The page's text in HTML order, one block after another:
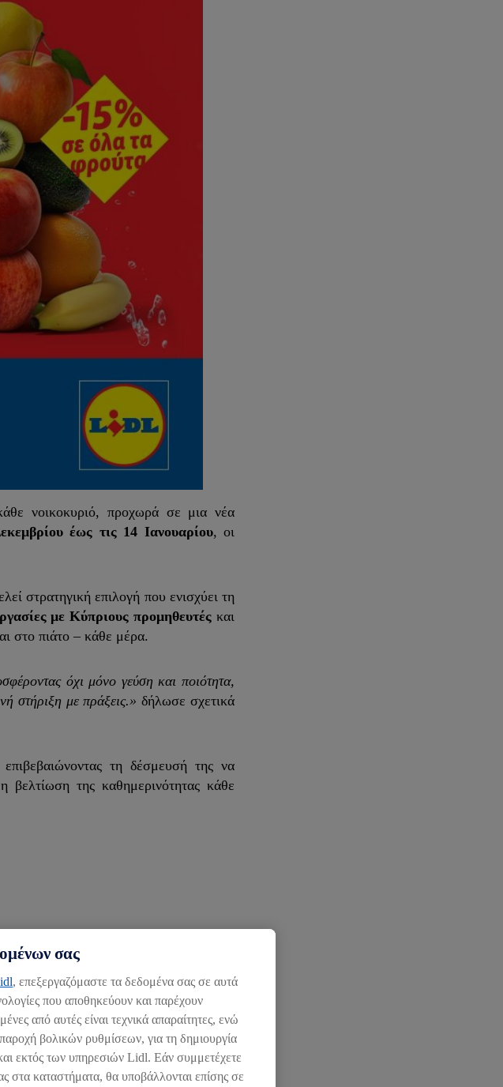
νοικοκυριό, προχωρά σε μια νέα
έως τις 14 Ιανουαρίου, οι
στρατηγική επιλογή που ενισχύει τη
με Κύπριους προμηθευτές και
στο πιάτο – κάθε μέρα.
όχι μόνο γεύση και ποιότητα,
στήριξη με πράξεις.» δήλωσε σχετικά
τη δέσμευσή της να
της καθημερινότητας κάθε
σας
, επεξεργαζόμαστε τα δεδομένα σας σε αυτά
που αποθηκεύουν και παρέχουν
από αυτές είναι τεχνικά απαραίτητες, ενώ
βολικών ρυθμίσεων, για τη δημιουργία
εκτός των υπηρεσιών Lidl. Εάν συμμετέχετε
καταστήματα, θα υποβάλλονται επίσης σε